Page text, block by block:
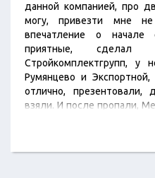
данной компанией, про
могу, привезти мне
впечатление о начале
приятные, сделал
Стройкомплектгрупп, у
Румянцево и
отлично, презентовали,
взяли. И после пропали,
сухо написать, нужна